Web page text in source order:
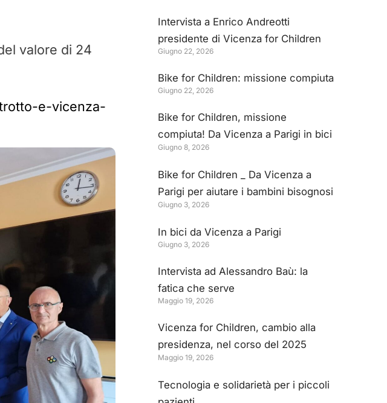
valore di 24
e-vicenza-
Intervista a Enrico Andreotti
presidente di Vicenza for Children
Giugno 22, 2026
Bike for Children: missione compiuta
Giugno 22, 2026
Bike for Children, missione
compiuta! Da Vicenza a Parigi in bici
per donare un esoscopio
all’Ospedale San Bortolo
Giugno 8, 2026
Bike for Children _ Da Vicenza a
Parigi per aiutare i bambini bisognosi
di cure
Giugno 3, 2026
In bici da Vicenza a Parigi
Giugno 3, 2026
Intervista ad Alessandro Baù: la
fatica che serve
Maggio 19, 2026
Vicenza for Children, cambio alla
presidenza, nel corso del 2025
donazioni per 260 mila euro
Maggio 19, 2026
Tecnologia e solidarietà per i piccoli